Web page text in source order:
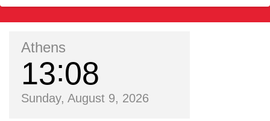
Athens
13 08
Sunday, August 9, 2026